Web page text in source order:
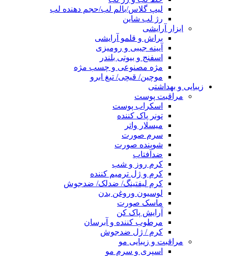
لیپ گلاس/بالم لب/حجم دهنده لب
رژ لب شاین
ابزار آرایشی
براش و قلمو آرایشی
آیینه جیبی و رومیزی
اسفنج و بیوتی بلندر
مژه مصنوعی و چسب مژه
موچین/ قیچی/ تیغ ابرو
زیبایی و بهداشتی
مراقبت پوست
اسکراب پوست
تونر پاک کننده
میسلار واتر
سرم صورت
شوینده صورت
ضدآفتاب
کرم روز و شب
کرم و ژل ترمیم کننده
کرم لیفتینگ/ ضدلک/ ضدجوش
لوسیون وروغن بدن
ماسک صورت
آرایش پاک کن
مرطوب کننده و آبرسان
کرم / ژل ضدجوش
مراقبت و زیبایی مو
اسپری و سرم مو